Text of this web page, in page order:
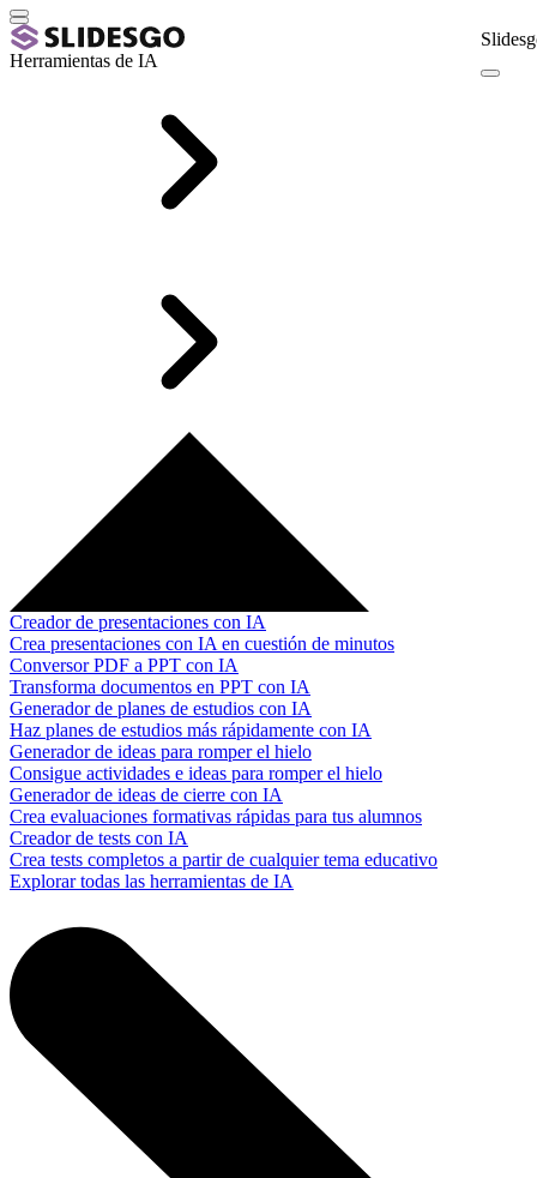
Herramientas de IA
Creador de presentaciones con IA
Crea presentaciones con IA en cuestión de minutos
Conversor PDF a PPT con IA
Transforma documentos en PPT con IA
Generador de planes de estudios con IA
Haz planes de estudios más rápidamente con IA
Generador de ideas para romper el hielo
Consigue actividades e ideas para romper el hielo
Generador de ideas de cierre con IA
Crea evaluaciones formativas rápidas para tus alumnos
Creador de tests con IA
Crea tests completos a partir de cualquier tema educativo
Explorar todas las herramientas de IA